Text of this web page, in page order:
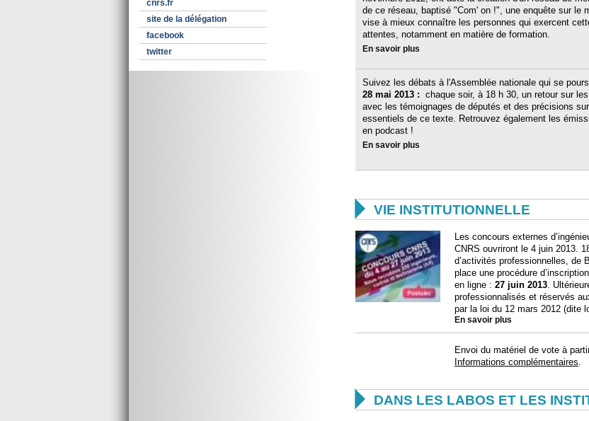
cnrs.fr
site de la délégation
facebook
twitter
de ce réseau, baptisé "Com' on !", une enquête sur le
vise à mieux connaître les personnes qui exercent
attentes, notamment en matière de formation.
En savoir plus
Suivez les débats à l'Assemblée nationale qui se
28 mai 2013 : chaque soir, à 18 h 30, un retour sur
avec les témoignages de députés et des précisions
essentiels de ce texte. Retrouvez également les
en podcast !
En savoir plus
 VIE INSTITUTIONNELLE
Les concours externes
CNRS ouvriront le 4 juin 2013.
d’activités professionnelles, de
place une procédure
en ligne : 27 juin 2013.
professionnalisés et réservés
par la loi du 12 mars 2012 (dite
En savoir plus
Envoi du matériel de vote à
Informations complémentaires.
 DANS LES LABOS ET LES